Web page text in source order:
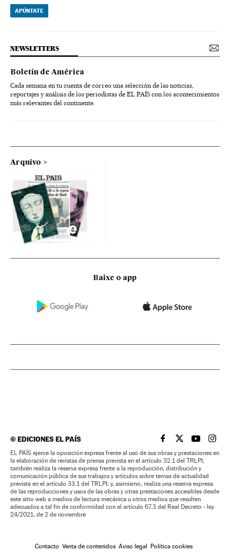
APÚNTATE
NEWSLETTERS
Boletín de América
Cada semana en tu cuenta de correo una selección de las noticias,
reportajes y análisis de los periodistas de EL PAÍS con los acontecimientos
más relevantes del continente.
Arquivo
Baixe o app
©EDICIONES EL PAÍS EL PAÍS BRASIL EN
EL PAÍSEL PAÍS
EL
EL PAÍS ejerce la oposición expresa frente al uso de sus obras y prestaciones en
la elaboración de revistas de prensa prevista en el artículo 32.1 del TRLPI;
también realiza la reserva expresa frente a la reproducción, distribución y
comunicación pública de sus trabajos y artículos sobre temas de actualidad
prevista en el artículo 33.1 del TRLPI; y, asimismo, realiza una reserva expresa
de las reproducciones y usos de las obras y otras prestaciones accesibles desde
este sitio web a medios de lectura mecánica u otros medios que resulten
adecuados a tal fin de conformidad con el artículo 67.3 del Real Decreto - ley
24/2021, de 2 de noviembre
Contacto Venta de contenidos Aviso legal Política cookies